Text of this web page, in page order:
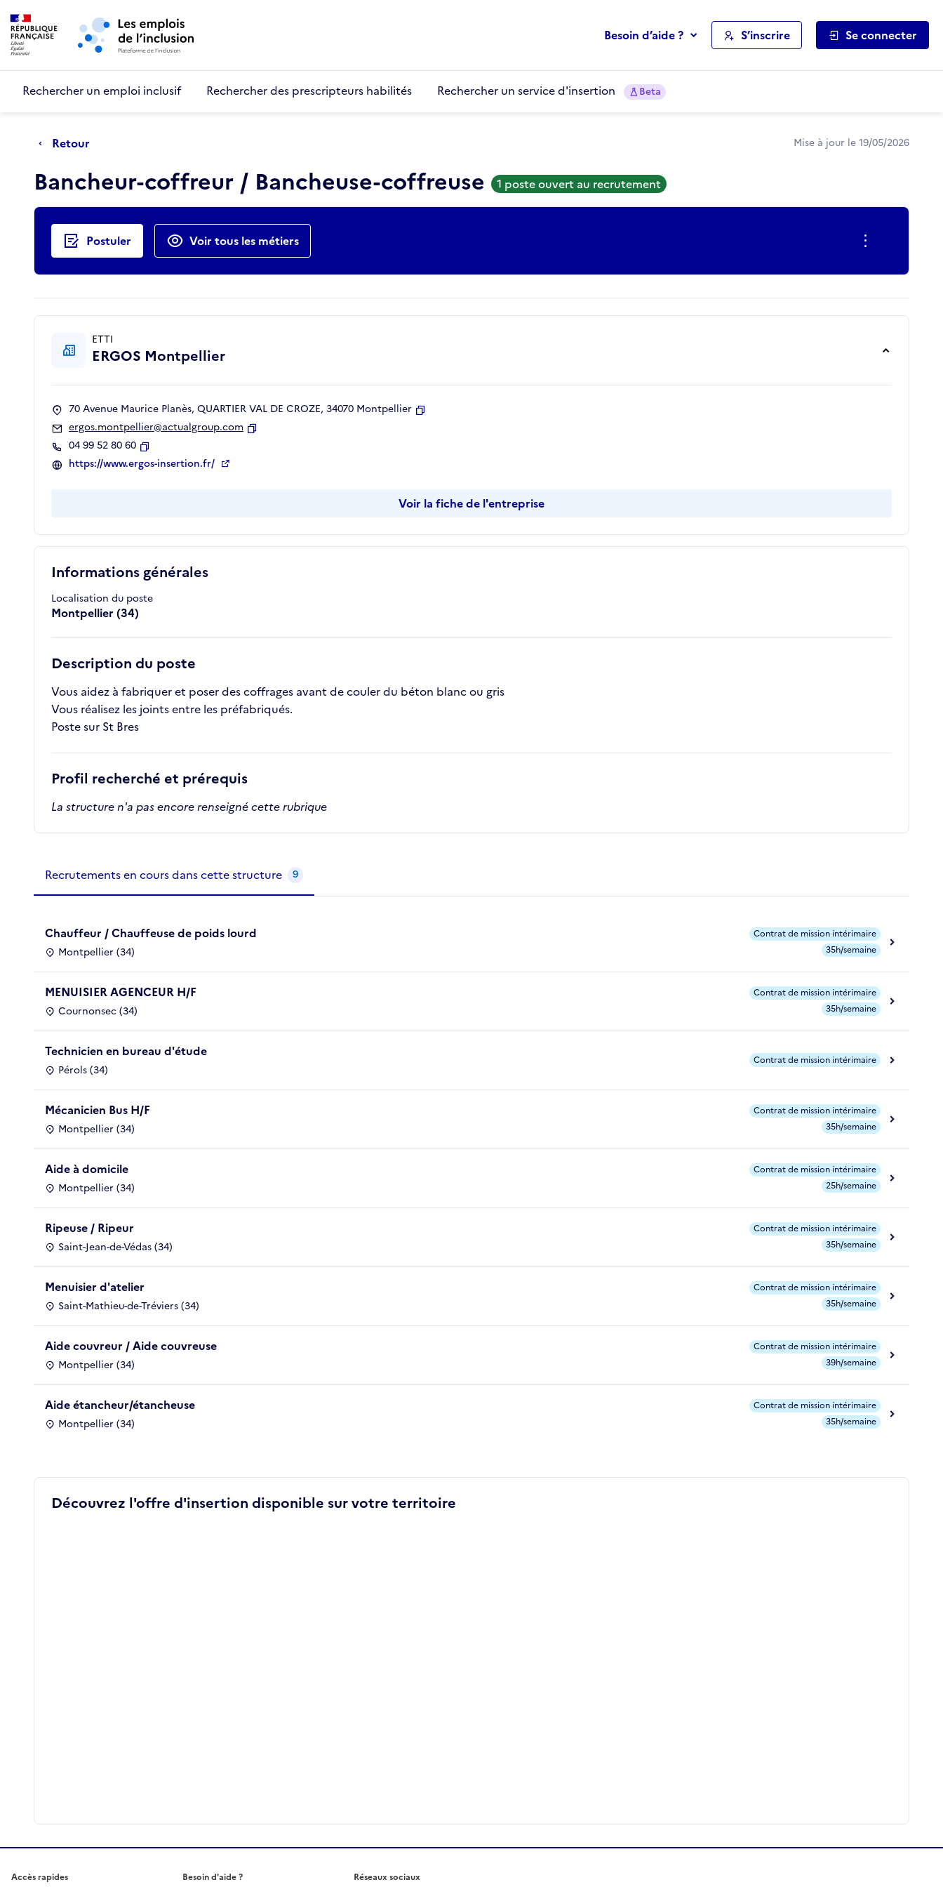
Aller au menu principal
Besoin d’aide ? S’inscrire Se connecter
Rechercher un emploi inclusif Rechercher des prescripteurs habilités Rechercher un service d'insertion Beta
Retour Mise à jour le 19/05/2026
Bancheur-coffreur / Bancheuse-coffreuse 1 poste ouvert au recrutement
Actions rapides
Postuler Voir tous les métiers
Informations générales
Localisation du poste
Montpellier (34)
Description du poste
Vous aidez à fabriquer et poser des coffrages avant de couler du béton blanc ou gris
Vous réalisez les joints entre les préfabriqués.
Poste sur St Bres
Profil recherché et prérequis
La structure n'a pas encore renseigné cette rubrique
ETTI
ERGOS Montpellier
70 Avenue Maurice Planès, QUARTIER VAL DE CROZE, 34070 Montpellier
ergos.montpellier@actualgroup.com
04 99 52 80 60
Copier
https://www.ergos-insertion.fr/
Voir la fiche de l'entreprise
Recrutements de la structure
Recrutements en cours dans cette structure 9
Chauffeur / Chauffeuse de poids lourd
Montpellier (34)
Contrat de mission intérimaire
35h/semaine
MENUISIER AGENCEUR H/F
Cournonsec (34)
Contrat de mission intérimaire
35h/semaine
Technicien en bureau d'étude
Pérols (34)
Contrat de mission intérimaire
Mécanicien Bus H/F
Montpellier (34)
Contrat de mission intérimaire
35h/semaine
Aide à domicile
Montpellier (34)
Contrat de mission intérimaire
25h/semaine
Ripeuse / Ripeur
Saint-Jean-de-Védas (34)
Contrat de mission intérimaire
35h/semaine
Menuisier d'atelier
Saint-Mathieu-de-Tréviers (34)
Contrat de mission intérimaire
35h/semaine
Aide couvreur / Aide couvreuse
Montpellier (34)
Contrat de mission intérimaire
39h/semaine
Aide étancheur/étancheuse
Montpellier (34)
Contrat de mission intérimaire
35h/semaine
Découvrez l'offre d'insertion disponible sur votre territoire
Accès rapides Besoin d'aide ? Réseaux sociaux